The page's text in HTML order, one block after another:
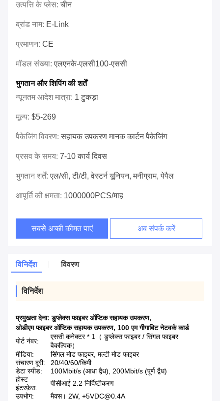
उत्पत्ति के प्लेस:चीन
ब्रांड नाम: E-Link
प्रमाणन: CE
मॉडल संख्या:एलएनके-एलसी100-एससी
भुगतान और शिपिंग की शर्तें
न्यूनतम आदेश मात्रा: 1 टुकड़ा
मूल्य: $5-269
पैकेजिंग विवरण:सहायक उपकरण मानक कार्टन पैकेजिंग
प्रसव के समय: 7-10 कार्य दिवस
भुगतान शर्तें:एल/सी, टी/टी, वेस्टर्न यूनियन, मनीग्राम, पेपैल
आपूर्ति की क्षमता: 1000000PCS/माह
सबसे अच्छी कीमत पाएं अब संपर्क करें
विनिर्देश विवरण
विनिर्देश
प्रमुखता देना:डुप्लेक्स फाइबर ऑप्टिक सहायक उपकरण,
ओडीएम फाइबर ऑप्टिक सहायक उपकरण, 100 एम गीगाबिट नेटवर्क कार्ड
पोर्ट नंबर:
एससी कनेक्टर * 1（ डुप्लेक्स फाइबर / सिंगल फाइबर
वैकल्पिक）
मीडिया:
सिंगल मोड फाइबर, मल्टी मोड फाइबर
संचारण दूरी:
20/40/60/किमी
डेटा स्पीड:
100Mbit/s (आधा द्वैध), 200Mbit/s (पूर्ण द्वैध)
होस्ट
इंटरफ़ेस:
पीसीआई 2.2 निर्दिष्टीकरण
उपभोग:
मैक्स। 2W, +5VDC@0.4A